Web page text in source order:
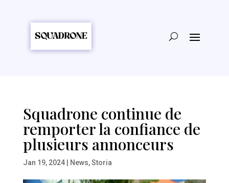
Squadrone continue de
remporter la confiance de
plusieurs annonceurs
Jan 19, 2024| News,Storia